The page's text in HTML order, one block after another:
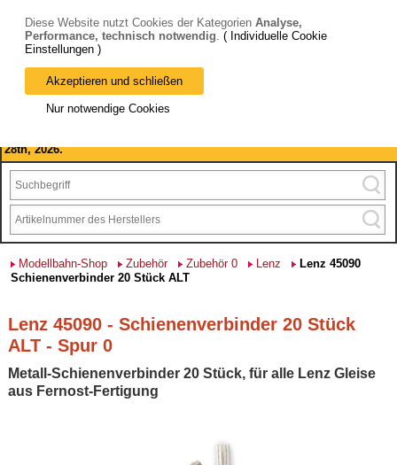
Bitte beachten Sie: wir machen Betriebsferien, vom 03. bis 28.
August 2026 haben wir geschlossen.
28th, 2026.
Modellbahn-Shop Zubehör Zubehör 0 Lenz
Lenz 45090
Schienenverbinder 20 Stück ALT
Lenz 45090 - Schienenverbinder 20 Stück
ALT - Spur 0
Metall-Schienenverbinder 20 Stück, für alle Lenz Gleise
aus Fernost-Fertigung
Diese Website nutzt Cookies der Kategorien Analyse,
Performance, technisch notwendig. ( Individuelle Cookie
Einstellungen )
Akzeptieren und schließen
Nur notwendige Cookies